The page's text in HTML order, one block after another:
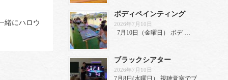
緒にハロウ
ボディペインティング
2026年7月10日
7月10日（金曜日） ボデ …
ブラックシアター
2026年7月10日